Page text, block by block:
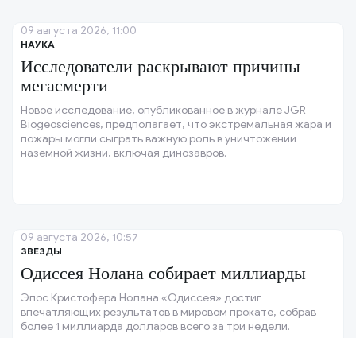
НАУКА
Исследователи раскрывают причины
мегасмерти
Новое исследование, опубликованное в журнале JGR
Biogeosciences, предполагает, что экстремальная жара и
пожары могли сыграть важную роль в уничтожении
наземной жизни, включая динозавров.
09 августа 2026, 11:00
ЗВЕЗДЫ
Одиссея Нолана собирает миллиарды
Эпос Кристофера Нолана «Одиссея» достиг
впечатляющих результатов в мировом прокате, собрав
более 1 миллиарда долларов всего за три недели.
09 августа 2026, 10:57